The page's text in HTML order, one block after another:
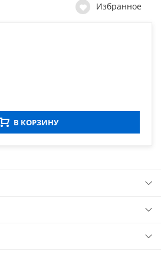
Избранное
В КОРЗИНУ